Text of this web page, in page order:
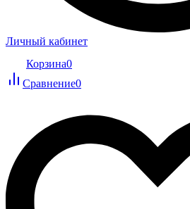
Личный кабинет
Корзина0
Сравнение0